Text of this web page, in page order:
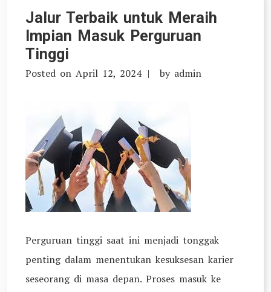
7
Kampus
di
Jalur Terbaik untuk Meraih
Impian Masuk Perguruan
Tinggi
Posted on April 12, 2024 by admin
Perguruan tinggi saat ini menjadi tonggak
penting dalam menentukan kesuksesan karier
seseorang di masa depan. Proses masuk ke